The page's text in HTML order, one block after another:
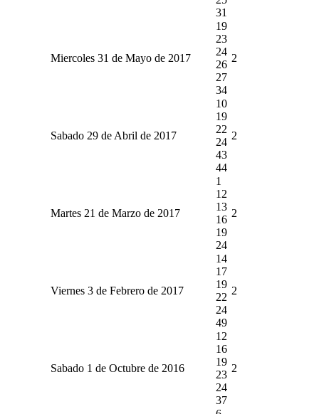
31
Miercoles 31 de Mayo de 2017
19
23
24
26
27
34
2
Sabado 29 de Abril de 2017
10
19
22
24
43
44
2
Martes 21 de Marzo de 2017
1
12
13
16
19
24
2
Viernes 3 de Febrero de 2017
14
17
19
22
24
49
2
Sabado 1 de Octubre de 2016
12
16
19
23
24
37
2